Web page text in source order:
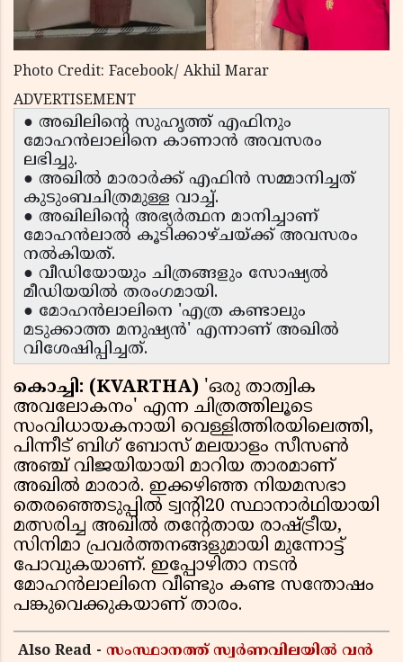
Photo Credit: Facebook/ Akhil Marar
ADVERTISEMENT
● അഖിലിന്റെ സുഹൃത്ത് എഫിനും
മോഹൻലാലിനെ കാണാൻ അവസരം
ലഭിച്ചു.
● അഖിൽ മാരാർക്ക് എഫിൻ സമ്മാനിച്ചത്
കുടുംബചിത്രമുള്ള വാച്ച്.
● അഖിലിന്റെ അഭ്യർത്ഥന മാനിച്ചാണ്
മോഹൻലാൽ കൂടിക്കാഴ്ചയ്ക്ക് അവസരം
നൽകിയത്.
● വീഡിയോയും ചിത്രങ്ങളും സോഷ്യൽ
മീഡിയയിൽ തരംഗമായി.
● മോഹൻലാലിനെ 'എത്ര കണ്ടാലും
മടുക്കാത്ത മനുഷ്യൻ' എന്നാണ് അഖിൽ
വിശേഷിപ്പിച്ചത്.
കൊച്ചി: (KVARTHA) 'ഒരു താത്വിക
അവലോകനം' എന്ന ചിത്രത്തിലൂടെ
സംവിധായകനായി വെള്ളിത്തിരയിലെത്തി,
പിന്നീട് ബിഗ് ബോസ് മലയാളം സീസൺ
അഞ്ച് വിജയിയായി മാറിയ താരമാണ്
അഖിൽ മാരാർ. ഇക്കഴിഞ്ഞ നിയമസഭാ
തെരഞ്ഞെടുപ്പിൽ ട്വൻ്റി20 സ്ഥാനാർഥിയായി
മത്സരിച്ച അഖിൽ തൻ്റേതായ രാഷ്ട്രീയ,
സിനിമാ പ്രവർത്തനങ്ങളുമായി മുന്നോട്ട്
പോവുകയാണ്. ഇപ്പോഴിതാ നടൻ
മോഹൻലാലിനെ വീണ്ടും കണ്ട സന്തോഷം
പങ്കുവെക്കുകയാണ് താരം.
Also Read - സംസ്ഥാനത്ത് സ്വർണവിലയിൽ വൻ